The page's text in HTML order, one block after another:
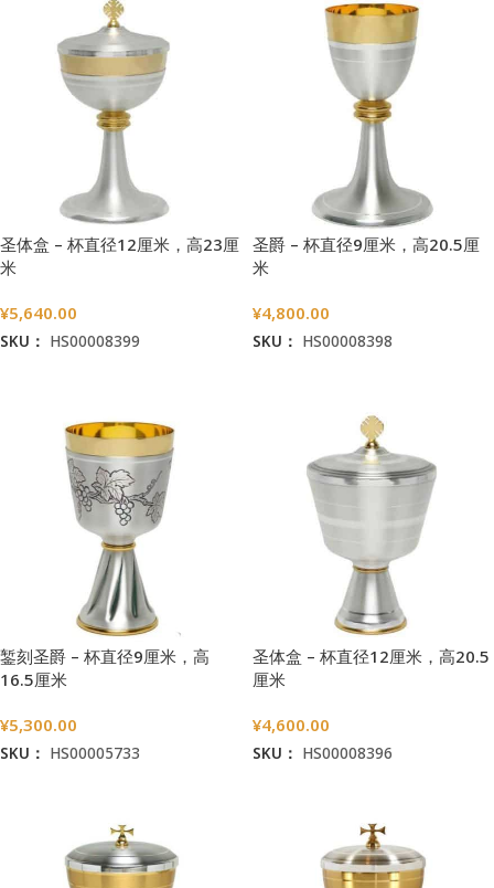
圣体盒 – 杯直径12厘米，高23厘
米
¥5,640.00
SKU： HS00008399
圣爵 – 杯直径9厘米，高20.5厘
米
¥4,800.00
SKU： HS00008398
錾刻圣爵 – 杯直径9厘米，高
16.5厘米
¥5,300.00
SKU： HS00005733
圣体盒 – 杯直径12厘米，高20.5
厘米
¥4,600.00
SKU： HS00008396